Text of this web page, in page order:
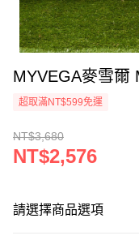
MYVEGA麥雪爾
超取滿NT$599免運
NT$3,680
NT$2,576
請選擇商品選項